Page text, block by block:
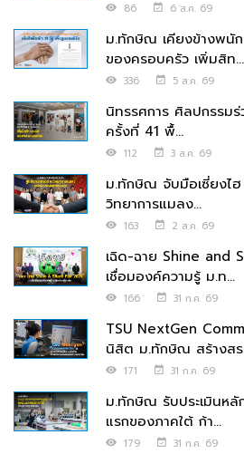
86 6 ส.ค. 69
ม.ทักษิณ เคียงข้างพนัก
ของครอบครัว เพิ่มสิท...
336 5 ส.ค. 69
นิทรรศการ ศิลปกรรม
ครั้งที่ 41 พื้...
112 3 ส.ค. 69
ม.ทักษิณ จับมือเซี่ยงไ
วิทยาการแมลง...
163 2 ส.ค. 69
เฉิด-ฉาย Shine and
เชื่อมองค์ความรู้ ม.ท...
166 31 ก.ค. 69
TSU NextGen
นิสิต ม.ทักษิณ สร้างสร
171 31 ก.ค. 69
ม.ทักษิณ รับประเมินห
แรกของภาคใต้ ก้า...
179 31 ก.ค. 69